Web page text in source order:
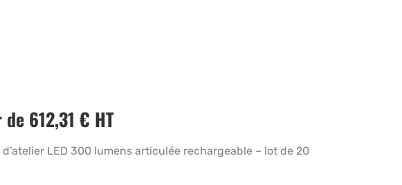
de 612,31 € HT
d’atelier LED 300 lumens articulée rechargeable – lot de 20